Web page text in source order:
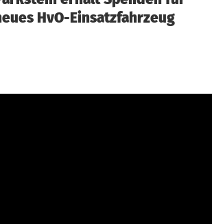
HvO-Einsatzfahrzeug